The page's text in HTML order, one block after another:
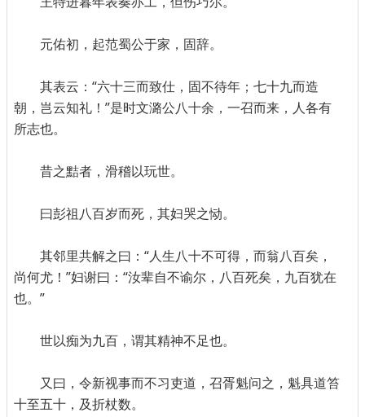
元佑初，起范蜀公于家，固辞。
其表云：“六十三而致仕，固不待年；七十九而造
朝，岂云知礼！”是时文潞公八十余，一召而来，人各有
所志也。
昔之黠者，滑稽以玩世。
曰彭祖八百岁而死，其妇哭之恸。
其邻里共解之曰：“人生八十不可得，而翁八百矣，
尚何尤！”妇谢曰：“汝辈自不谕尔，八百死矣，九百犹在
也。”
世以痴为九百，谓其精神不足也。
又曰，令新视事而不习吏道，召胥魁问之，魁具道笞
十至五十，及折杖数。